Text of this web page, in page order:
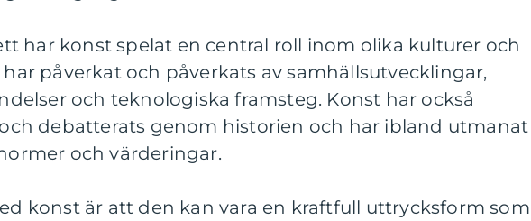
har konst spelat en central roll inom olika kulturer och
påverkat och påverkats av samhällsutvecklingar,
och teknologiska framsteg. Konst har också
debatterats genom historien och har ibland utmanat
och värderingar.
konst är att den kan vara en kraftfull uttrycksform som